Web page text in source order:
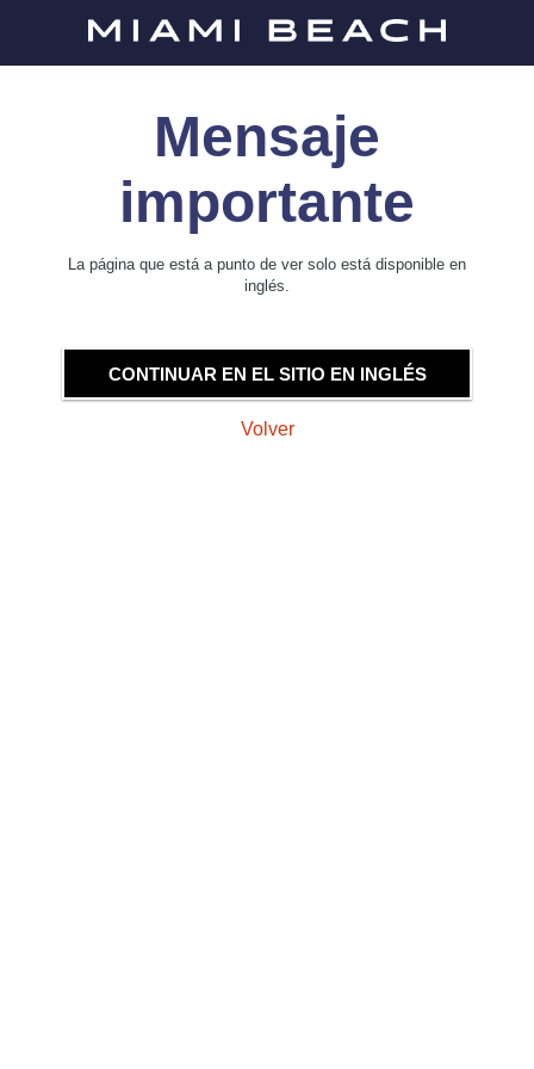
Mensaje
importante
La página que está a punto de ver solo está disponible en
inglés.
CONTINUAR EN EL SITIO EN INGLÉS
Volver